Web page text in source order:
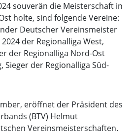
souverän die Meisterschaft in
holte, sind folgende Vereine:
Deutscher Vereinsmeister
der Regionalliga West,
der Regionalliga Nord-Ost
Sieger der Regionalliga Süd-
eröffnet der Präsident des
(BTV) Helmut
Vereinsmeisterschaften.